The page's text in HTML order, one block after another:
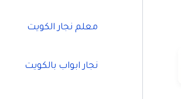
معلم نجار الكويت
نجار ابواب بالكويت